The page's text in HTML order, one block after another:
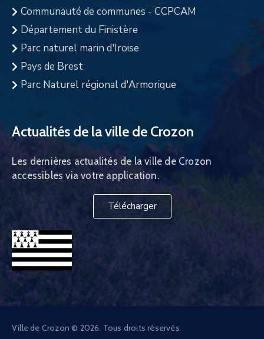
Communauté de communes - CCPCAM
Département du Finistère
Parc naturel marin d'Iroise
Pays de Brest
Parc Naturel régional d'Armorique
Actualités de la ville de Crozon
Les dernières actualités de la ville de Crozon
accessibles via votre application.
Télécharger
Ville de Crozon © 2026. Tous droits réservés